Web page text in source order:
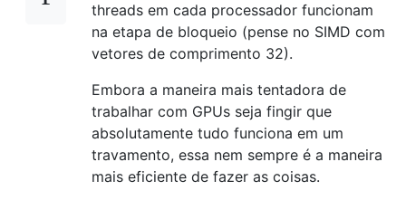
threads em cada processador funcionam
na etapa de bloqueio (pense no SIMD com
vetores de comprimento 32).
Embora a maneira mais tentadora de
trabalhar com GPUs seja fingir que
absolutamente tudo funciona em um
travamento, essa nem sempre é a maneira
mais eficiente de fazer as coisas.